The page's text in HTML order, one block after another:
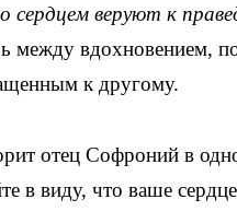
веруют к
между вдохновением,
к другому.
отец Софроний в
в виду, что ваше